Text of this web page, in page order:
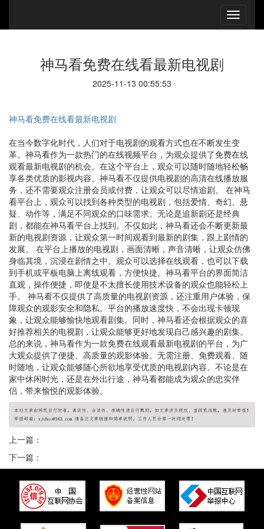
神马看免费在线看最新电视剧
2025-11-13 00:55:53
神马看免费在线看最新电视剧
在当今数字化时代，人们对于电视剧的观看方式也在不断发生变
革。神马看作为一款热门的在线视频平台，为观众提供了免费在线
观看最新电视剧的机会。在这个平台上，观众可以随时随地轻松畅
享各类优质的影视内容。神马看不仅提供电视剧的高清在线播放服
务，还不需要观众注册会员或付费，让观众可以尽情追剧。 在神马
看平台上，观众可以找到各种类型的电视剧，包括爱情、奇幻、悬
疑、动作等，满足不同观众的口味需求。无论是追新剧还是经典
剧，都能在神马看平台上找到。不仅如此，神马看还会不断更新最
新的电视剧资源，让观众第一时间观看到最新的剧集，跟上剧情的
发展。 在平台上播放的电视剧，画面清晰，声音清晰，让观众仿佛
身临其境，沉浸在剧情之中。观众可以选择在线观看，也可以下载
到手机或平板电脑上离线观看，方便快捷。神马看平台的界面简洁
直观，操作便捷，即使是不太擅长使用技术设备的观众也能轻松上
手。 神马看不仅提供了高质量的电视剧资源，还注重用户体验，保
障观众的观影安全和隐私。平台的播放速度快，不会出现卡顿现
象，让观众能够愉快地观看剧集。同时，神马看还会根据观众的喜
好推荐相关的电视剧，让观众能够更好地发现自己感兴趣的剧集。
总的来说，神马看作为一款免费在线观看最新电视剧的平台，为广
大观众提供了便捷、高质量的观影体验。无需注册、免费观看、随
时随地，让观众能够随心所欲地享受优质的电视剧内容。不论是在
家中休闲时光，还是在外出行途，神马看都能成为观众的忠实伴
侣，带来愉悦的观影体验。
上一篇：
下一篇：